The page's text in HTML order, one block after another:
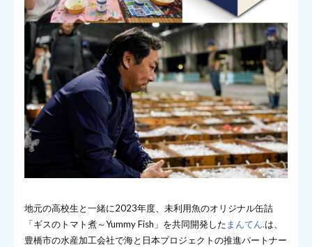
地元の高校生と一緒に2023年度、未利用魚のオリジナル缶詰
「ギスのトマト煮～Yummy Fish」を共同開発したまんてん.は、
豊橋市の水産加工会社で海と日本プロジェクトの推進パートナー